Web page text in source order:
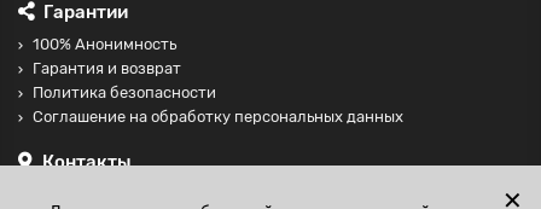
Гарантии
100% Анонимность
Гарантия и возврат
Политика безопасности
Соглашение на обработку персональных данных
Контакты
✕